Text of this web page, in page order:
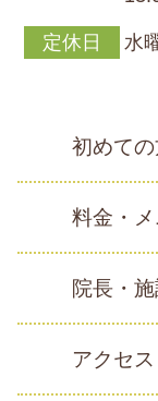
定休日 水
初めて
料金・
院長・
アクセス